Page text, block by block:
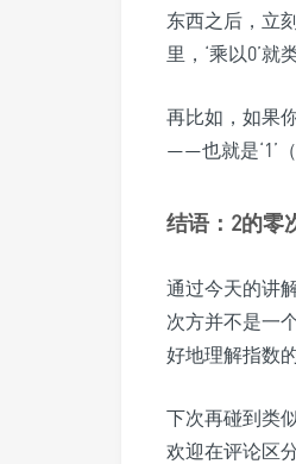
东西之后，立
里，‘乘以0’
再比如，如果
——也就是‘1’
结语：2的零
通过今天的讲
次方并不是一
好地理解指数
下次再碰到类
欢迎在评论区